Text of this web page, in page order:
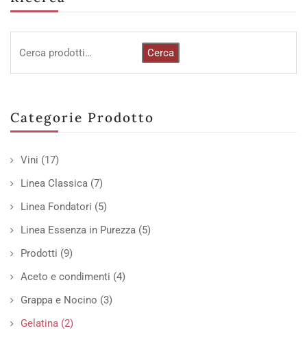
Cerca
Categorie Prodotto
Vini (17)
Linea Classica (7)
Linea Fondatori (5)
Linea Essenza in Purezza (5)
Prodotti (9)
Aceto e condimenti (4)
Grappa e Nocino (3)
Gelatina (2)